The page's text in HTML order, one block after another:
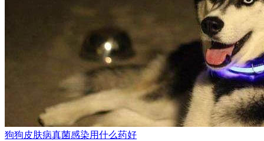
狗狗皮肤病真菌感染用什么药好